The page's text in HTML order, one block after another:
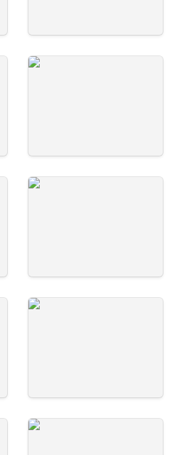
五十里-写真-12
五十里-写真-13
五十里-写真-15
五十里-写真-17